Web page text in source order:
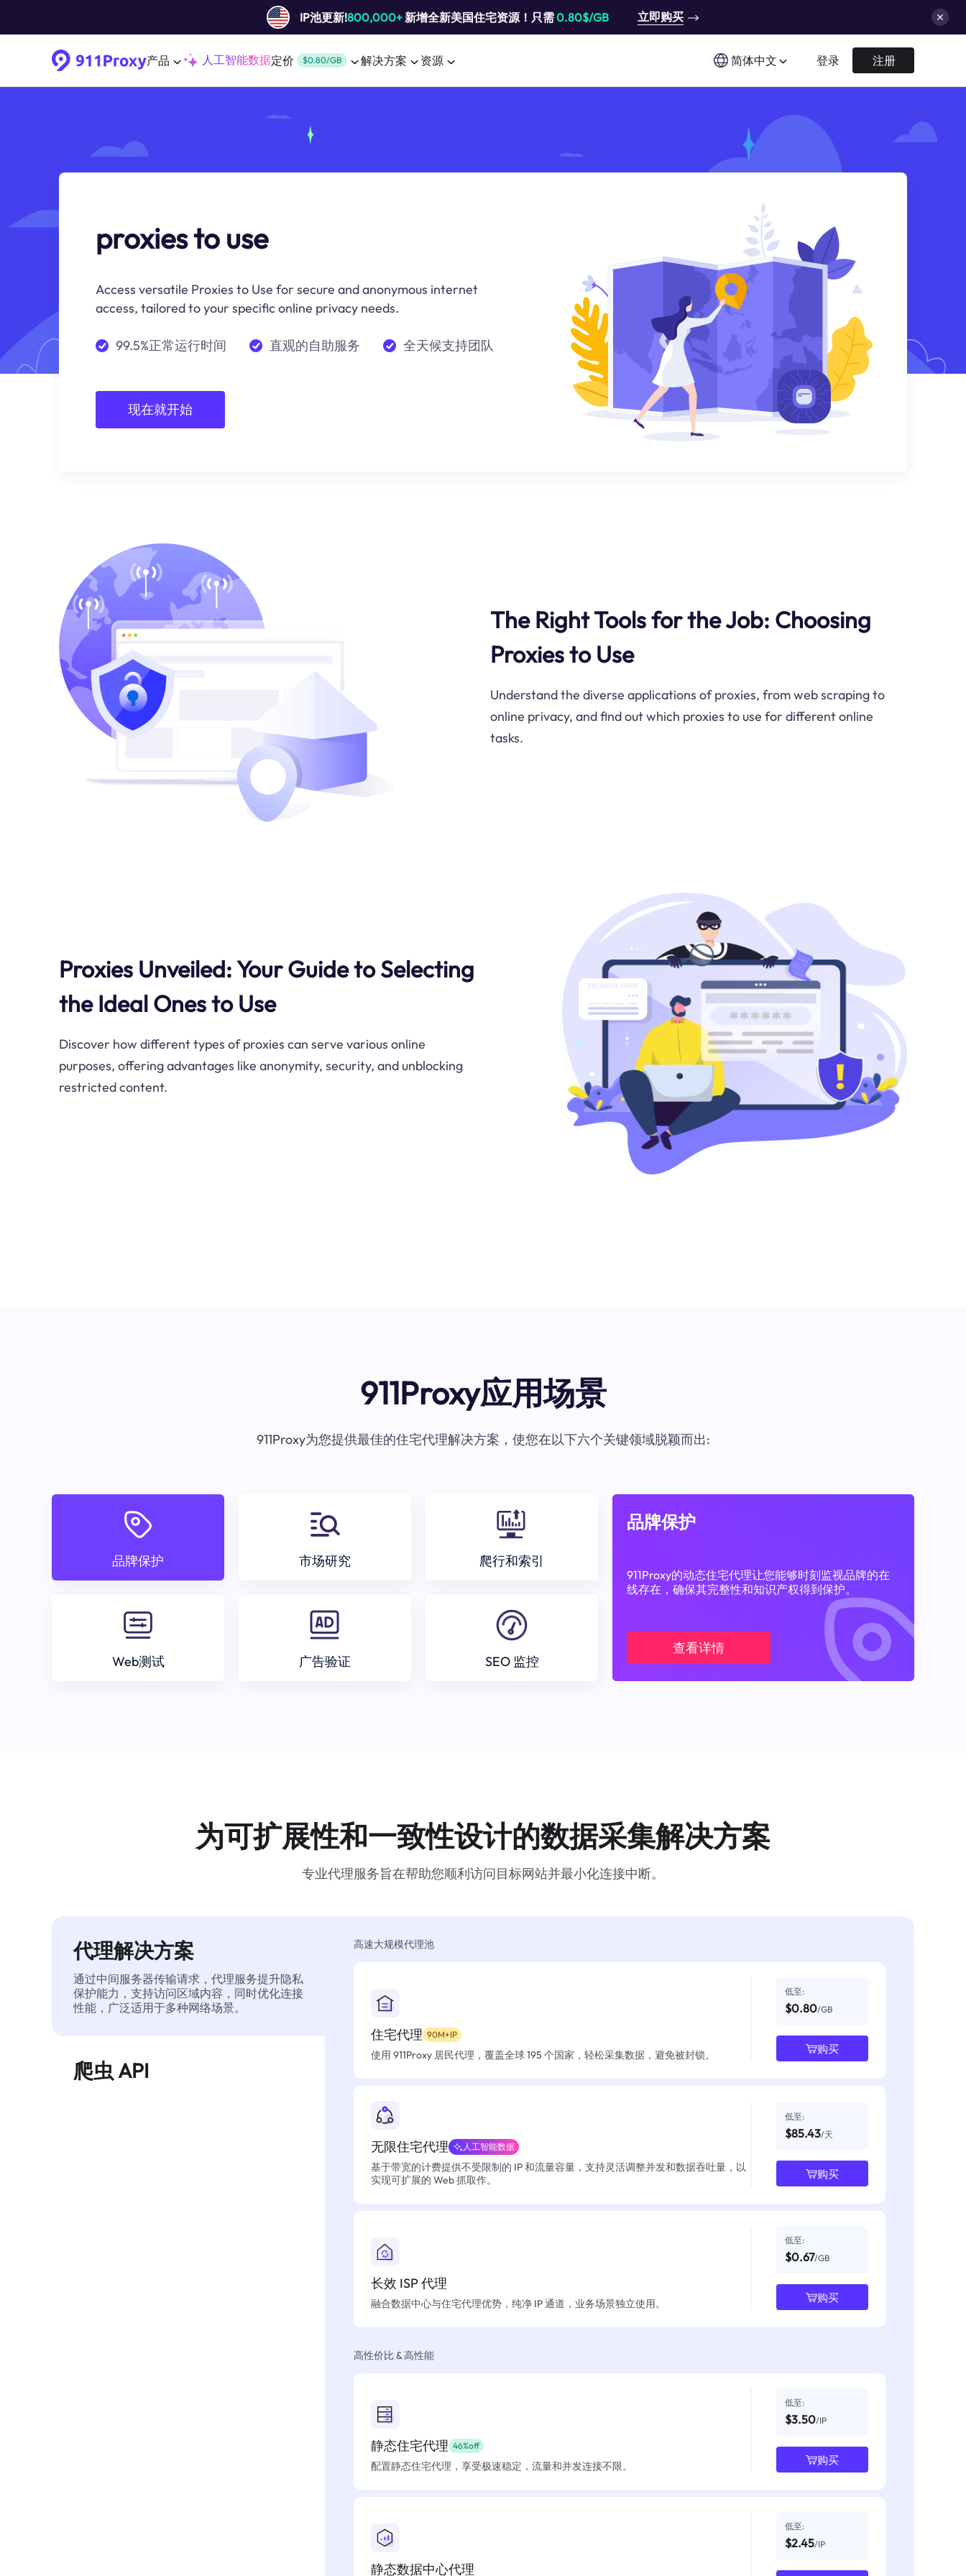
IP池更新!800,000+新增全新美国住宅资源！只需0.80$/GB 立即购买
产品 人工智能数据定价 $0.80/GB 解决方案 资源 简体中文 登录 注册
proxies to use
Access versatile Proxies to Use for secure and anonymous internet
access, tailored to your specific online privacy needs.
99.5%正常运行时间 直观的自助服务 全天候支持团队
现在就开始
The Right Tools for the Job: Choosing
Proxies to Use
Understand the diverse applications of proxies, from web scraping to
online privacy, and find out which proxies to use for different online
tasks.
Proxies Unveiled: Your Guide to Selecting
the Ideal Ones to Use
Discover how different types of proxies can serve various online
purposes, offering advantages like anonymity, security, and unblocking
restricted content.
911Proxy应用场景
911Proxy为您提供最佳的住宅代理解决方案，使您在以下六个关键领域脱颖而出:
品牌保护 市场研究 爬行和索引
Web测试 广告验证 SEO 监控
品牌保护
911Proxy的动态住宅代理让您能够时刻监视品牌的在
线存在，确保其完整性和知识产权得到保护。
查看详情
为可扩展性和一致性设计的数据采集解决方案
专业代理服务旨在帮助您顺利访问目标网站并最小化连接中断。
代理解决方案
通过中间服务器传输请求，代理服务提升隐私
保护能力，支持访问区域内容，同时优化连接
性能，广泛适用于多种网络场景。
爬虫 API
高速大规模代理池
住宅代理 90M+IP
使用 911Proxy 居民代理，覆盖全球 195 个国家，轻松采集数据，避免被封锁。
低至:
$0.80/GB
购买
无限住宅代理 人工智能数据
基于带宽的计费提供不受限制的 IP 和流量容量，支持灵活调整并发和数据吞吐量，以
实现可扩展的 Web 抓取作。
低至:
$85.43/天
购买
长效 ISP 代理
融合数据中心与住宅代理优势，纯净 IP 通道，业务场景独立使用。
低至:
$0.67/GB
购买
高性价比 & 高性能
静态住宅代理 46%off
配置静态住宅代理，享受极速稳定，流量和并发连接不限。
低至:
$3.50/IP
购买
静态数据中心代理
低至:
$2.45/IP